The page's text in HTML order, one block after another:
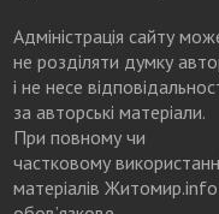
Адміністрація сайту
не розділяти думку
і не несе
за авторські матеріали.
При повному чи
частковому
матеріалів Житомир.info